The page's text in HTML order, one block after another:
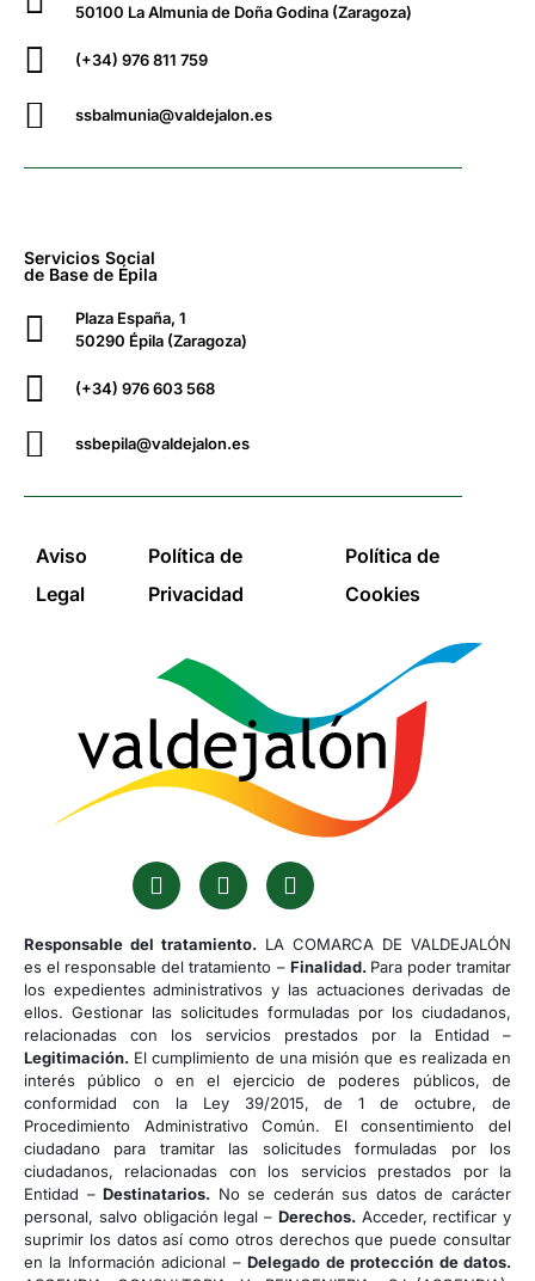
50100 La Almunia de Doña Godina (Zaragoza)
(+34) 976 811 759
ssbalmunia@valdejalon.es
Servicios Social
de Base de Épila
Plaza España, 1
50290 Épila (Zaragoza)
(+34) 976 603 568
ssbepila@valdejalon.es
Aviso
Legal
Política de
Privacidad
Política de
Cookies
Responsable del tratamiento. LA COMARCA DE VALDEJALÓN
es el responsable del tratamiento – Finalidad. Para poder tramitar
los expedientes administrativos y las actuaciones derivadas de
ellos. Gestionar las solicitudes formuladas por los ciudadanos,
relacionadas con los servicios prestados por la Entidad –
Legitimación. El cumplimiento de una misión que es realizada en
interés público o en el ejercicio de poderes públicos, de
conformidad con la Ley 39/2015, de 1 de octubre, de
Procedimiento Administrativo Común. El consentimiento del
ciudadano para tramitar las solicitudes formuladas por los
ciudadanos, relacionadas con los servicios prestados por la
Entidad –Destinatarios. No se cederán sus datos de carácter
personal, salvo obligación legal – Derechos.Acceder, rectificar y
suprimir los datos así como otros derechos que puede consultar
en la Información adicional –Delegado de protección de datos.